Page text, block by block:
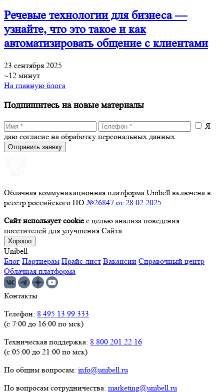
Речевые технологии для бизнеса —
узнайте, что это такое и как
автоматизировать общение с клиентами
23 сентября 2025
~12 минут
На главную блога
Подпишитесь на новые материалы
Я
даю согласие на обработку персональных данных
Отправить заявку
Облачная коммуникационная платформа Unibell включена в
реестр российского ПО №26847 от 28.02.2025
Сайт использует cookieс целью анализа поведения
посетителей для улучшения Сайта.
Хорошо
Unibell
Блог Партнерам Прайс-лист Вакансии Справочный центр
Облачная платформа
Контакты
Телефон: 8 495 13 99 333
(с 7:00 до 16:00 по мск)
Техническая поддержка: 8 800 201 22 16
(с 05:00 до 21:00 по мск)
По общим вопросам: info@unibell.ru
По вопросам сотрудничества: marketing@unibell.ru